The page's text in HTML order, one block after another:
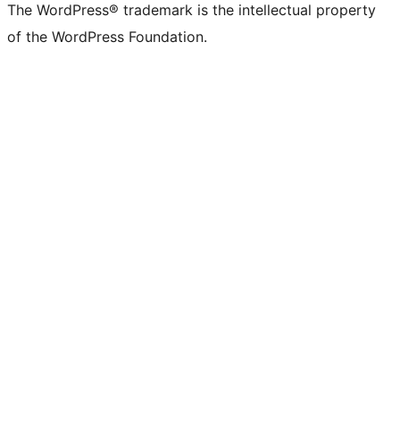
The WordPress® trademark is the intellectual property
of the WordPress Foundation.